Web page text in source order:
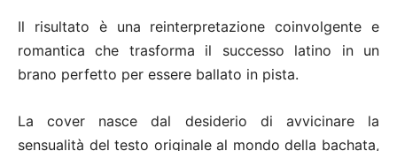
Il risultato è una reinterpretazione coinvolgente e
romantica che trasforma il successo latino in un
brano perfetto per essere ballato in pista.
La cover nasce dal desiderio di avvicinare la
sensualità del testo originale al mondo della bachata,